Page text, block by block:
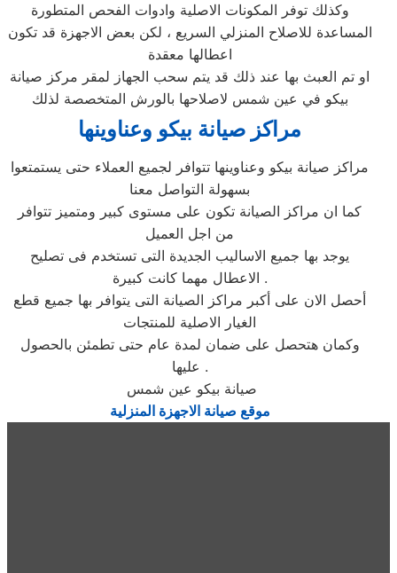
وكذلك توفر المكونات الاصلية وادوات الفحص المتطورة
المساعدة للاصلاح المنزلي السريع ، لكن بعض الاجهزة قد تكون
اعطالها معقدة
او تم العبث بها عند ذلك قد يتم سحب الجهاز لمقر مركز صيانة
بيكو في عين شمس لاصلاحها بالورش المتخصصة لذلك
مراكز صيانة بيكو وعناوينها
مراكز صيانة بيكو وعناوينها تتوافر لجميع العملاء حتى يستمتعوا
بسهولة التواصل معنا
كما ان مراكز الصيانة تكون على مستوى كبير ومتميز تتوافر
من اجل العميل
يوجد بها جميع الاساليب الجديدة التى تستخدم فى تصليح
الاعطال مهما كانت كبيرة .
أحصل الان على أكبر مراكز الصيانة التى يتوافر بها جميع قطع
الغيار الاصلية للمنتجات
وكمان هتحصل على ضمان لمدة عام حتى تطمئن بالحصول
عليها .
صيانة بيكو عين شمس
موقع صيانة الاجهزة المنزلية